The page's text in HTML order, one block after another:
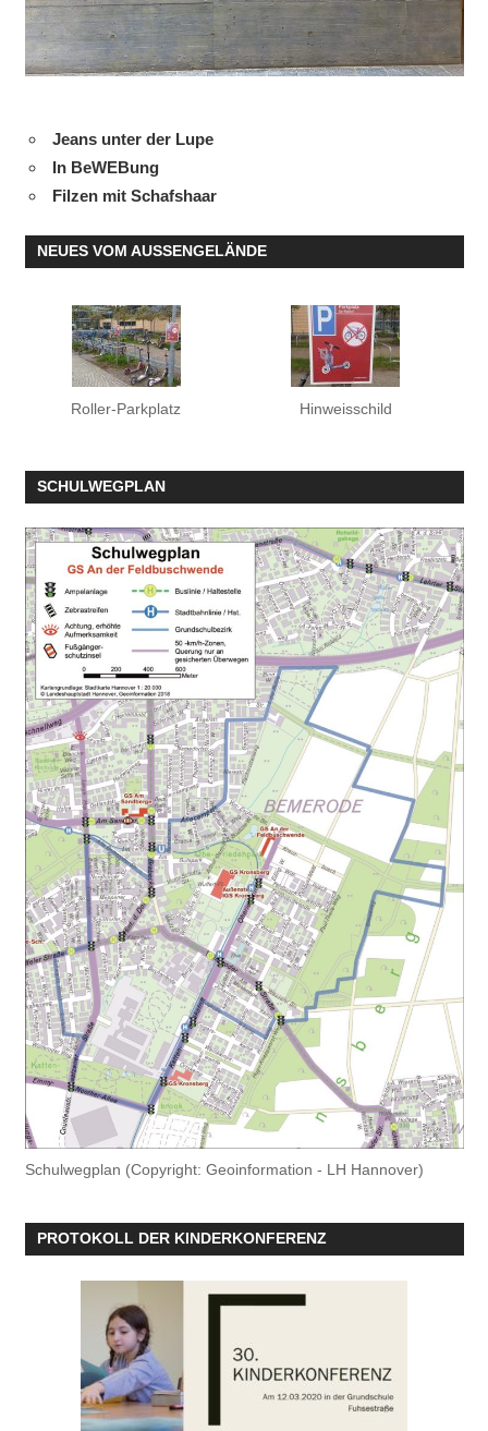
Jeans unter der Lupe
In BeWEBung
Filzen mit Schafshaar
NEUES VOM AUSSENGELÄNDE
Roller-Parkplatz Hinweisschild
SCHULWEGPLAN
Schulwegplan (Copyright: Geoinformation - LH Hannover)
PROTOKOLL DER KINDERKONFERENZ